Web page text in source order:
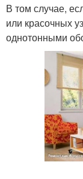
В том случае,
или красочных
однотонными